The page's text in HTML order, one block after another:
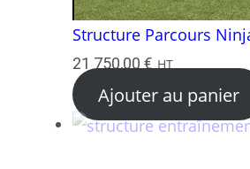
Structure Parcours
21 750,00 € HT
Ajouter au panier